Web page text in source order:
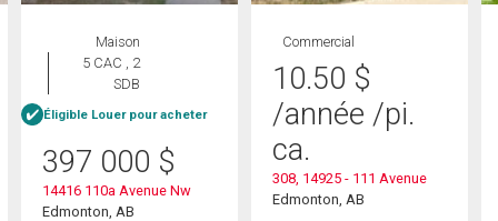
Maison
5 CAC , 2
SDB
Éligible Louer pour acheter
397 000 $
14416 110a Avenue Nw
Edmonton, AB
Commercial
10.50 $
/année /pi.
ca.
308, 14925 - 111 Avenue
Edmonton, AB